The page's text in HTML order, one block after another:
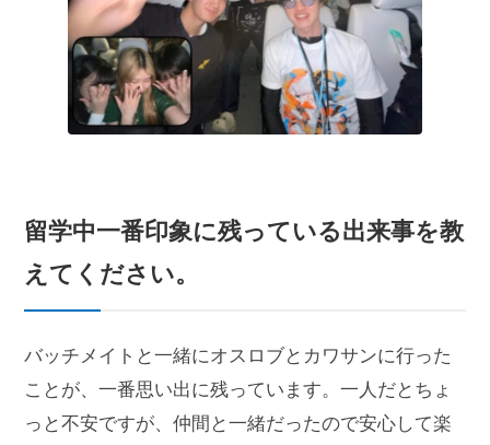
留学中一番印象に残っている出来事を教
えてください。
バッチメイトと一緒にオスロブとカワサンに行った
ことが、一番思い出に残っています。一人だとちょ
っと不安ですが、仲間と一緒だったので安心して楽